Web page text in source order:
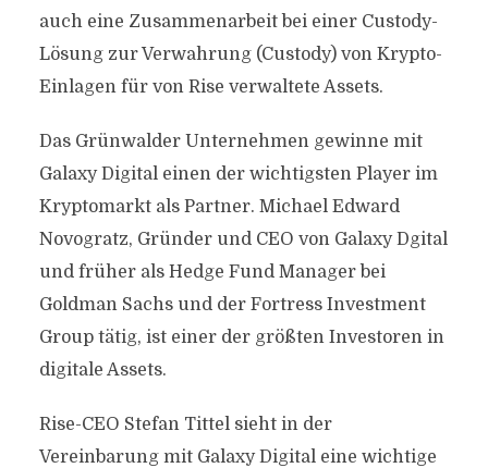
auch eine Zusammenarbeit bei einer Custody-
Lösung zur Verwahrung (Custody) von Krypto-
Einlagen für von Rise verwaltete Assets.
Das Grünwalder Unternehmen gewinne mit
Galaxy Digital einen der wichtigsten Player im
Kryptomarkt als Partner. Michael Edward
Novogratz, Gründer und CEO von Galaxy Dgital
und früher als Hedge Fund Manager bei
Goldman Sachs und der Fortress Investment
Group tätig, ist einer der größten Investoren in
digitale Assets.
Rise-CEO Stefan Tittel sieht in der
Vereinbarung mit Galaxy Digital eine wichtige